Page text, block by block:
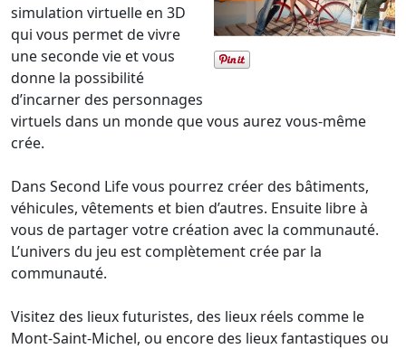
simulation virtuelle en 3D
qui vous permet de vivre
une seconde vie et vous
donne la possibilité
d’incarner des personnages
virtuels dans un monde que vous aurez vous-même
crée.
Dans Second Life vous pourrez créer des bâtiments,
véhicules, vêtements et bien d’autres. Ensuite libre à
vous de partager votre création avec la communauté.
L’univers du jeu est complètement crée par la
communauté.
Visitez des lieux futuristes, des lieux réels comme le
Mont-Saint-Michel, ou encore des lieux fantastiques ou